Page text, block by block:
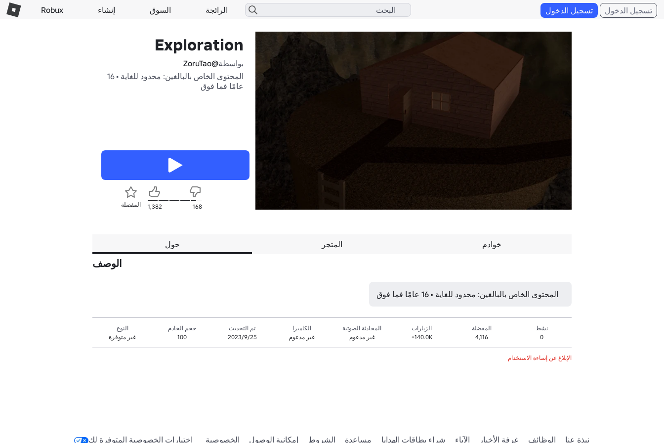
الرائجة السوق إنشاء Robux تسجيل الدخول تسجيل الدخول
Exploration
بواسطة@ZoruTao
المحتوى الخاص بالبالغين: محدود للغاية • 16
عامًا فما فوق
المفضلة 1,382 168
حول المتجر خوادم
الوصف
المحتوى الخاص بالبالغين: محدود للغاية • 16 عامًا فما فوق
نشط
0
المفضلة
4,116
الزيارات
140.0K+
المحادثة الصوتية
غير مدعوم
الكاميرا
غير مدعوم
تم التحديث
25‏/9‏/2023
حجم الخادم
100
النوع
غير متوفرة
الإبلاغ عن إساءة الاستخدام
نبذة عنا الوظائف غرفة الأخبار الآباء شراء بطاقات الهدايا مساعدة الشروط إمكانية الوصول الخصوصية اختيارات الخصوصية المتوفرة لك